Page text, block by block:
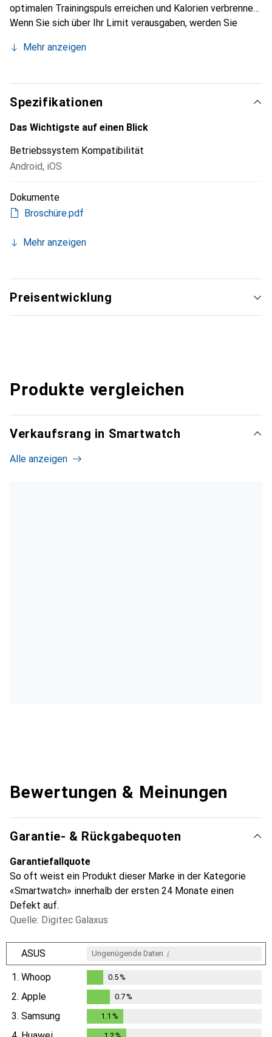
optimalen Trainingspuls erreichen und Kalorien verbrennen.
Wenn Sie sich über Ihr Limit verausgaben, werden Sie
Mehr anzeigen
Spezifikationen
Das Wichtigste auf einen Blick
Betriebssystem Kompatibilität
Android, iOS
Dokumente
Broschüre.pdf
Mehr anzeigen
Preisentwicklung
Produkte vergleichen
Verkaufsrang in Smartwatch
Alle anzeigen
Bewertungen & Meinungen
Garantie- & Rückgabequoten
Garantiefallquote
So oft weist ein Produkt dieser Marke in der Kategorie
«Smartwatch» innerhalb der ersten 24 Monate einen
Defekt auf.
Quelle: Digitec Galaxus
ASUS Ungenügende Daten i
1. Whoop
0.5%
0.5%
2. Apple
0.7%
0.7%
3. Samsung 1.1 %